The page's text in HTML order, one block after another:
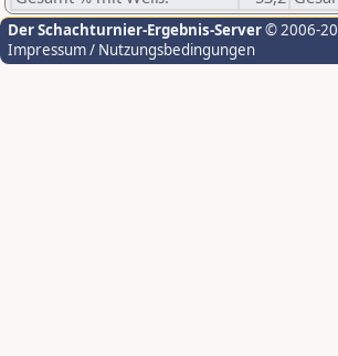
Der Schachturnier-Ergebnis-Server© 2006-
Impressum / Nutzungsbedingungen